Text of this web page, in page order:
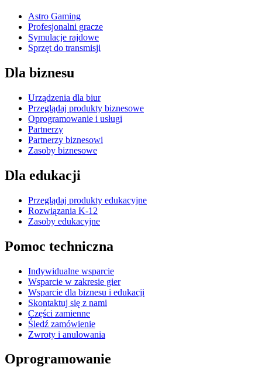
Astro Gaming
Profesjonalni gracze
Symulacje rajdowe
Sprzęt do transmisji
Dla biznesu
Urządzenia dla biur
Przeglądaj produkty biznesowe
Oprogramowanie i usługi
Partnerzy
Partnerzy biznesowi
Zasoby biznesowe
Dla edukacji
Przeglądaj produkty edukacyjne
Rozwiązania K-12
Zasoby edukacyjne
Pomoc techniczna
Indywidualne wsparcie
Wsparcie w zakresie gier
Wsparcie dla biznesu i edukacji
Skontaktuj się z nami
Części zamienne
Śledź zamówienie
Zwroty i anulowania
Oprogramowanie